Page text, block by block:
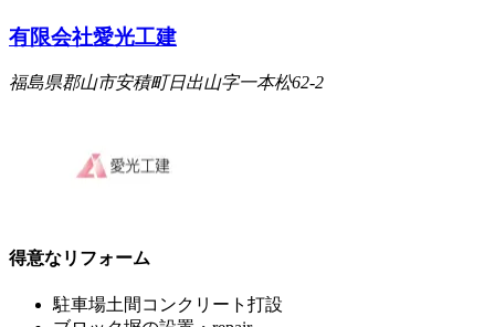
有限会社愛光工建
福島県郡山市安積町日出山字一本松62-2
得意なリフォーム
駐車場土間コンクリート打設